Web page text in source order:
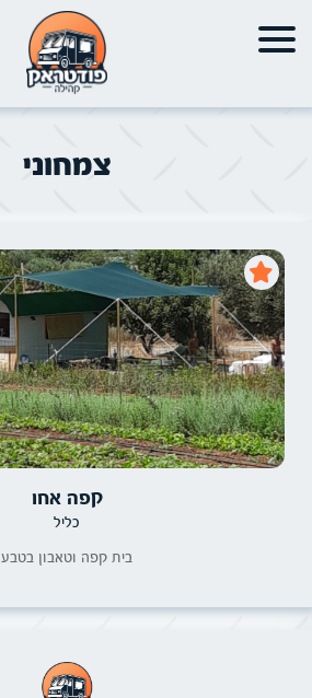
צמחוני
קפה אחו
כליל
בית קפה וטאבון בטבע